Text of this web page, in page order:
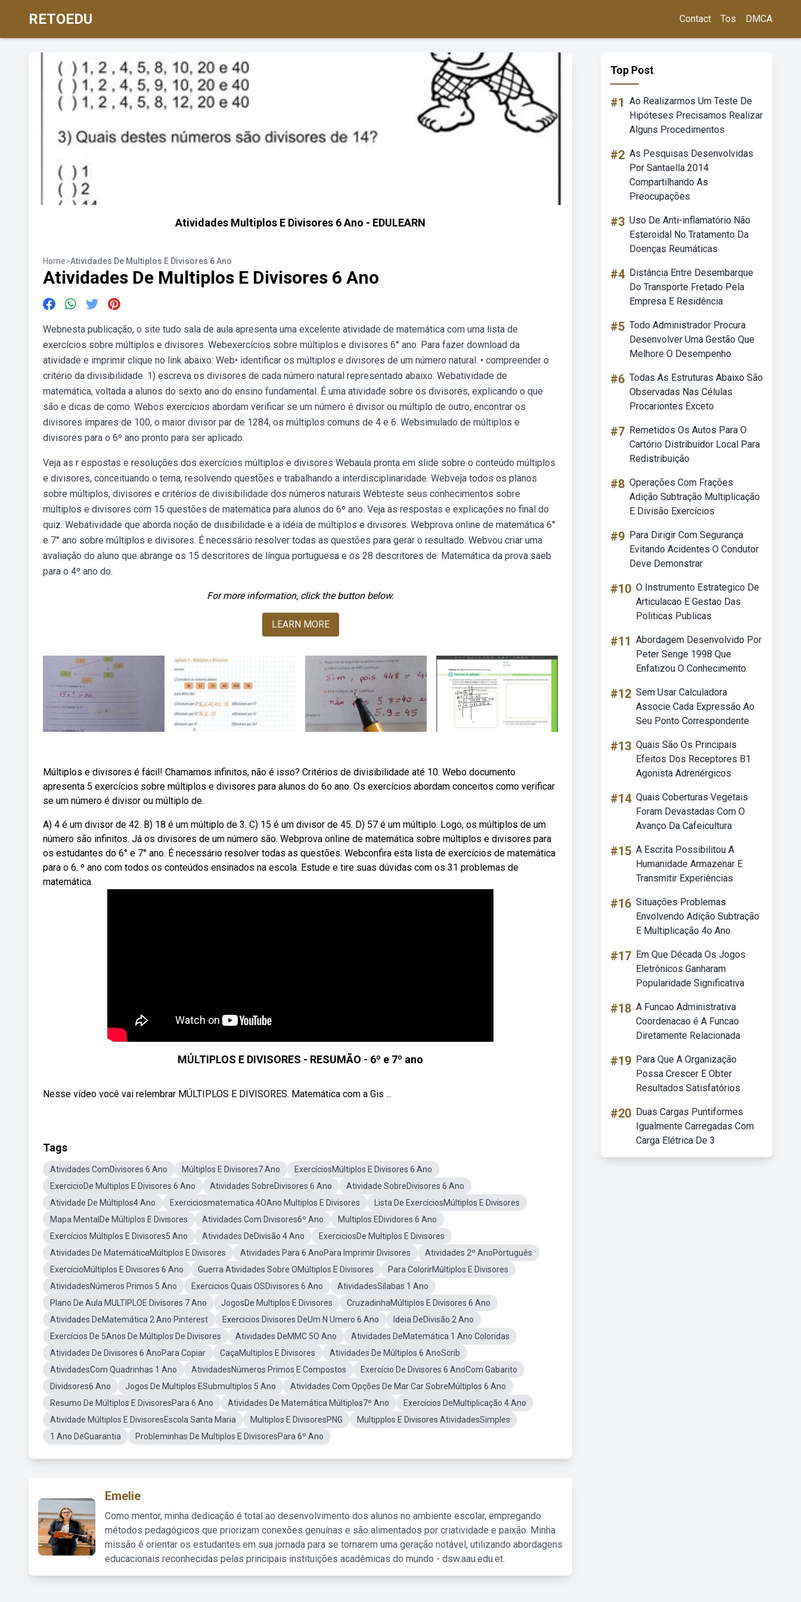
RETOEDU Contact Tos DMCA
Atividades Multiplos E Divisores 6 Ano - EDULEARN
Home>Atividades De Multiplos E Divisores 6 Ano
Atividades De Multiplos E Divisores 6 Ano
Webnesta publicação, o site tudo sala de aula apresenta uma excelente atividade de matemática com uma lista de
exercícios sobre múltiplos e divisores. Webexercícios sobre múltiplos e divisores 6° ano. Para fazer download da
atividade e imprimir clique no link abaixo: Web• identificar os múltiplos e divisores de um número natural. • compreender o
critério da divisibilidade. 1) escreva os divisores de cada número natural representado abaixo: Webatividade de
matemática, voltada a alunos do sexto ano do ensino fundamental. É uma atividade sobre os divisores, explicando o que
são e dicas de como. Webos exercícios abordam verificar se um número é divisor ou múltiplo de outro, encontrar os
divisores ímpares de 100, o maior divisor par de 1284, os múltiplos comuns de 4 e 6. Websimulado de múltiplos e
divisores para o 6º ano pronto para ser aplicado.
Veja as r espostas e resoluções dos exercícios múltiplos e divisores Webaula pronta em slide sobre o conteúdo múltiplos
e divisores, conceituando o tema, resolvendo questões e trabalhando a interdisciplinaridade. Webveja todos os planos
sobre múltiplos, divisores e critérios de divisibilidade dos números naturais Webteste seus conhecimentos sobre
múltiplos e divisores com 15 questões de matemática para alunos do 6º ano. Veja as respostas e explicações no final do
quiz. Webatividade que aborda noção de diisibilidade e a idéia de múltiplos e divisores. Webprova online de matemática 6°
e 7° ano sobre múltiplos e divisores. É necessário resolver todas as questões para gerar o resultado. Webvou criar uma
avaliação do aluno que abrange os 15 descritores de língua portuguesa e os 28 descritores de. Matemática da prova saeb
para o 4º ano do.
For more information, click the button below.
LEARN MORE
Múltiplos e divisores é fácil! Chamamos infinitos, não é isso? Critérios de divisibilidade até 10. Webo documento
apresenta 5 exercícios sobre múltiplos e divisores para alunos do 6o ano. Os exercícios abordam conceitos como verificar
se um número é divisor ou múltiplo de.
A) 4 é um divisor de 42. B) 18 é um múltiplo de 3. C) 15 é um divisor de 45. D) 57 é um múltiplo. Logo, os múltiplos de um
número são infinitos. Já os divisores de um número são. Webprova online de matemática sobre múltiplos e divisores para
os estudantes do 6° e 7° ano. É necessário resolver todas as questões. Webconfira esta lista de exercícios de matemática
para o 6. º ano com todos os conteúdos ensinados na escola. Estude e tire suas dúvidas com os 31 problemas de
matemática.
MÚLTIPLOS E DIVISORES - RESUMÃO - 6º e 7º ano
Nesse vídeo você vai relembrar MÚLTIPLOS E DIVISORES. Matemática com a Gis ...
Tags
Atividades ComDivisores 6 Ano Múltiplos E Divisores7 Ano
ExercíciosMúltiplos E Divisores 6 Ano
ExercicioDe Multiplos E Divisores 6 Ano
Atividades SobreDivisores 6 Ano
Atividade SobreDivisores 6 Ano
Atividade De Múltiplos4 Ano
Exerciciosmatematica 4OAno Multiplos E Divisores
Lista De ExercíciosMúltiplos E Divisores
Mapa MentalDe Múltiplos E Divisores
Atividades Com Divisores6º Ano
Multiplos EDividores 6 Ano
Exercícios Múltiplos E Divisores5 Ano
Atividades DeDivisão 4 Ano
ExerciciosDe Multiplos E Divisores
Atividades De MatemáticaMúltiplos E Divisores
Atividades Para 6 AnoPara Imprimir Divisores
Atividades 2º AnoPortuguês
ExercícioMúltiplos E Divisores 6 Ano
Guerra Atividades Sobre OMúltiplos E Divisores
Para ColorirMúltiplos E Divisores
AtividadesNúmeros Primos 5 Ano
Exercicios Quais OSDivisores 6 Ano
AtividadesSílabas 1 Ano
Plano De Aula MULTIPLOE Divisores 7 Ano
JogosDe Multiplos E Divisores
CruzadinhaMúltiplos E Divisores 6 Ano
Atividades DeMatemática 2 Ano Pinterest
Exercicios Divisores DeUm N Umero 6 Ano
Ideia DeDivisão 2 Ano
Exercícios De 5Anos De Múltiplos De Divisores
Atividades DeMMC 5O Ano
Atividades DeMatemática 1 Ano Coloridas
Atividades De Divisores 6 AnoPara Copiar
CaçaMultiplos E Divisores
Atividades De Múltiplos 6 AnoScrib
AtividadesCom Quadrinhas 1 Ano
AtividadesNúmeros Primos E Compostos
Exercício De Divisores 6 AnoCom Gabarito
Dividsores6 Ano
Jogos De Multiplos ESubmultiplos 5 Ano
Atividades Com Opções De Mar Car SobreMúltiplos 6 Ano
Resumo De Múltiplos E DivisoresPara 6 Ano
Atividades De Matemática Múltiplos7º Ano
Exercícios DeMultiplicação 4 Ano
Atividade Múltiplos E DivisoresEscola Santa Maria
Multiplos E DivisoresPNG
Multipplos E Divisores AtividadesSimples
1 Ano DeGuarantia
Probleminhas De Multiplos E DivisoresPara 6º Ano
Emelie
Como mentor, minha dedicação é total ao desenvolvimento dos alunos no ambiente escolar, empregando
métodos pedagógicos que priorizam conexões genuínas e são alimentados por criatividade e paixão. Minha
missão é orientar os estudantes em sua jornada para se tornarem uma geração notável, utilizando abordagens
educacionais reconhecidas pelas principais instituições acadêmicas do mundo - dsw.aau.edu.et.
Top Post
#1 Ao Realizarmos Um Teste De
Hipóteses Precisamos Realizar
Alguns Procedimentos
#2 As Pesquisas Desenvolvidas
Por Santaella 2014
Compartilhando As
Preocupações
#3 Uso De Anti-inflamatório Não
Esteroidal No Tratamento Da
Doenças Reumáticas
#4 Distância Entre Desembarque
Do Transporte Fretado Pela
Empresa E Residência
#5 Todo Administrador Procura
Desenvolver Uma Gestão Que
Melhore O Desempenho
#6 Todas As Estruturas Abaixo São
Observadas Nas Células
Procariontes Exceto
#7 Remetidos Os Autos Para O
Cartório Distribuidor Local Para
Redistribuição
#8 Operações Com Frações
Adição Subtração Multiplicação
E Divisão Exercícios
#9 Para Dirigir Com Segurança
Evitando Acidentes O Condutor
Deve Demonstrar
#10 O Instrumento Estrategico De
Articulacao E Gestao Das
Politicas Publicas
#11 Abordagem Desenvolvido Por
Peter Senge 1998 Que
Enfatizou O Conhecimento
#12 Sem Usar Calculadora
Associe Cada Expressão Ao
Seu Ponto Correspondente
#13 Quais São Os Principais
Efeitos Dos Receptores B1
Agonista Adrenérgicos
#14 Quais Coberturas Vegetais
Foram Devastadas Com O
Avanço Da Cafeicultura
#15 A Escrita Possibilitou A
Humanidade Armazenar E
Transmitir Experiências
#16 Situações Problemas
Envolvendo Adição Subtração
E Multiplicação 4o Ano
#17 Em Que Década Os Jogos
Eletrônicos Ganharam
Popularidade Significativa
#18 A Funcao Administrativa
Coordenacao é A Funcao
Diretamente Relacionada
#19 Para Que A Organização
Possa Crescer E Obter
Resultados Satisfatórios
#20 Duas Cargas Puntiformes
Igualmente Carregadas Com
Carga Elétrica De 3